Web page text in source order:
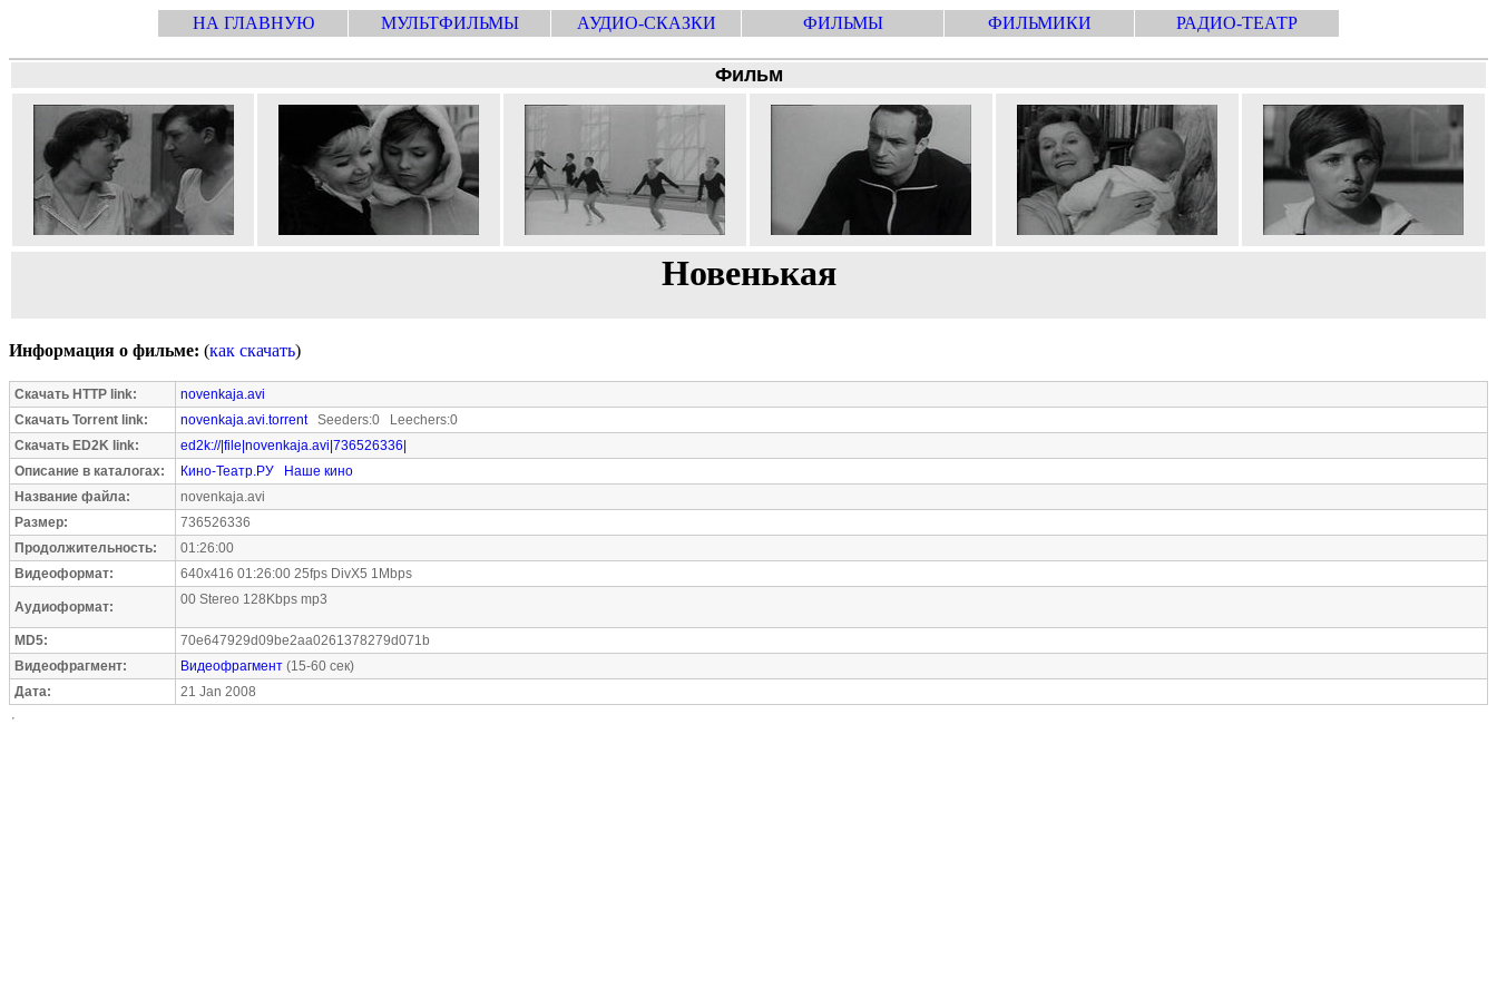
НА ГЛАВНУЮ МУЛЬТФИЛЬМЫ АУДИО-СКАЗКИ ФИЛЬМЫ ФИЛЬМИКИ РАДИО-ТЕАТР
Фильм
Новенькая
Информация о фильме: (как скачать)
Скачать HTTP link:
novenkaja.avi
Скачать Torrent link:
novenkaja.avi.torrentSeeders:0 Leechers:0
Скачать ED2K link:
ed2k://|file|novenkaja.avi|736526336|
Описание в каталогах:
Кино-Театр.РУ
Наше кино
Название файла:
novenkaja.avi
Размер:
736526336
Продолжительность:
01:26:00
Видеоформат:
640x416 01:26:00 25fps DivX5 1Mbps
Аудиоформат: 00 Stereo 128Kbps mp3
MD5:
70e647929d09be2aa0261378279d071b
Видеофрагмент:
Видеофрагмент (15-60 сек)
Дата:
21 Jan 2008